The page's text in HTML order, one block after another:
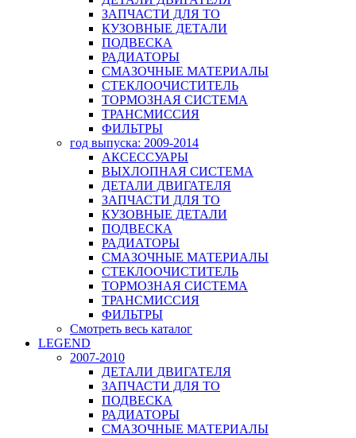
ЗАПЧАСТИ ДЛЯ ТО
КУЗОВНЫЕ ДЕТАЛИ
ПОДВЕСКА
РАДИАТОРЫ
СМАЗОЧНЫЕ МАТЕРИАЛЫ
СТЕКЛООЧИСТИТЕЛЬ
ТОРМОЗНАЯ СИСТЕМА
ТРАНСМИССИЯ
ФИЛЬТРЫ
год выпуска: 2009-2014
АКСЕССУАРЫ
ВЫХЛОПНАЯ СИСТЕМА
ДЕТАЛИ ДВИГАТЕЛЯ
ЗАПЧАСТИ ДЛЯ ТО
КУЗОВНЫЕ ДЕТАЛИ
ПОДВЕСКА
РАДИАТОРЫ
СМАЗОЧНЫЕ МАТЕРИАЛЫ
СТЕКЛООЧИСТИТЕЛЬ
ТОРМОЗНАЯ СИСТЕМА
ТРАНСМИССИЯ
ФИЛЬТРЫ
Смотреть весь каталог
LEGEND
2007-2010
ДЕТАЛИ ДВИГАТЕЛЯ
ЗАПЧАСТИ ДЛЯ ТО
ПОДВЕСКА
РАДИАТОРЫ
СМАЗОЧНЫЕ МАТЕРИАЛЫ